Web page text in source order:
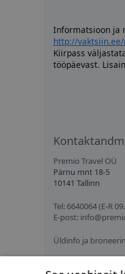
Informatsioon ja
http://
Kiirpass
tööpäevast.
Premio Travel OÜ
Pärnu mnt 18-5
10141 Tallinn
Tel: 6640064 (E-R
E-post:
Üldinfo ja